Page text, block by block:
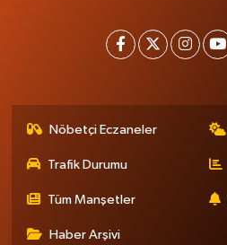
Nöbetçi Eczaneler
Trafik Durumu
Tüm Manşetler
Haber Arşivi